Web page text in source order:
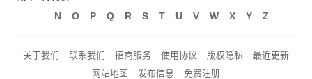
N
O P Q R S T U V W X Y Z
关于我们 联系我们 招商服务 使用协议 版权隐私
最近更新
网站地图
发布信息 免费注册